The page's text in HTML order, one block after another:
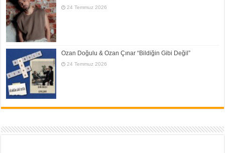
24 Temmuz 2026
Ozan Doğulu & Ozan Çınar “Bildiğin Gibi Değil”
24 Temmuz 2026